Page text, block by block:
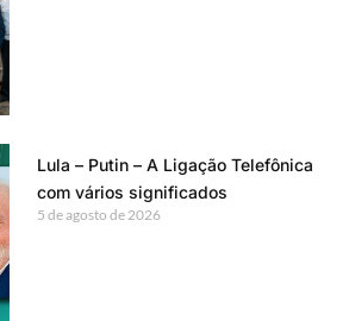
Lula – Putin – A Ligação Telefônica
com vários significados
5 de agosto de 2026